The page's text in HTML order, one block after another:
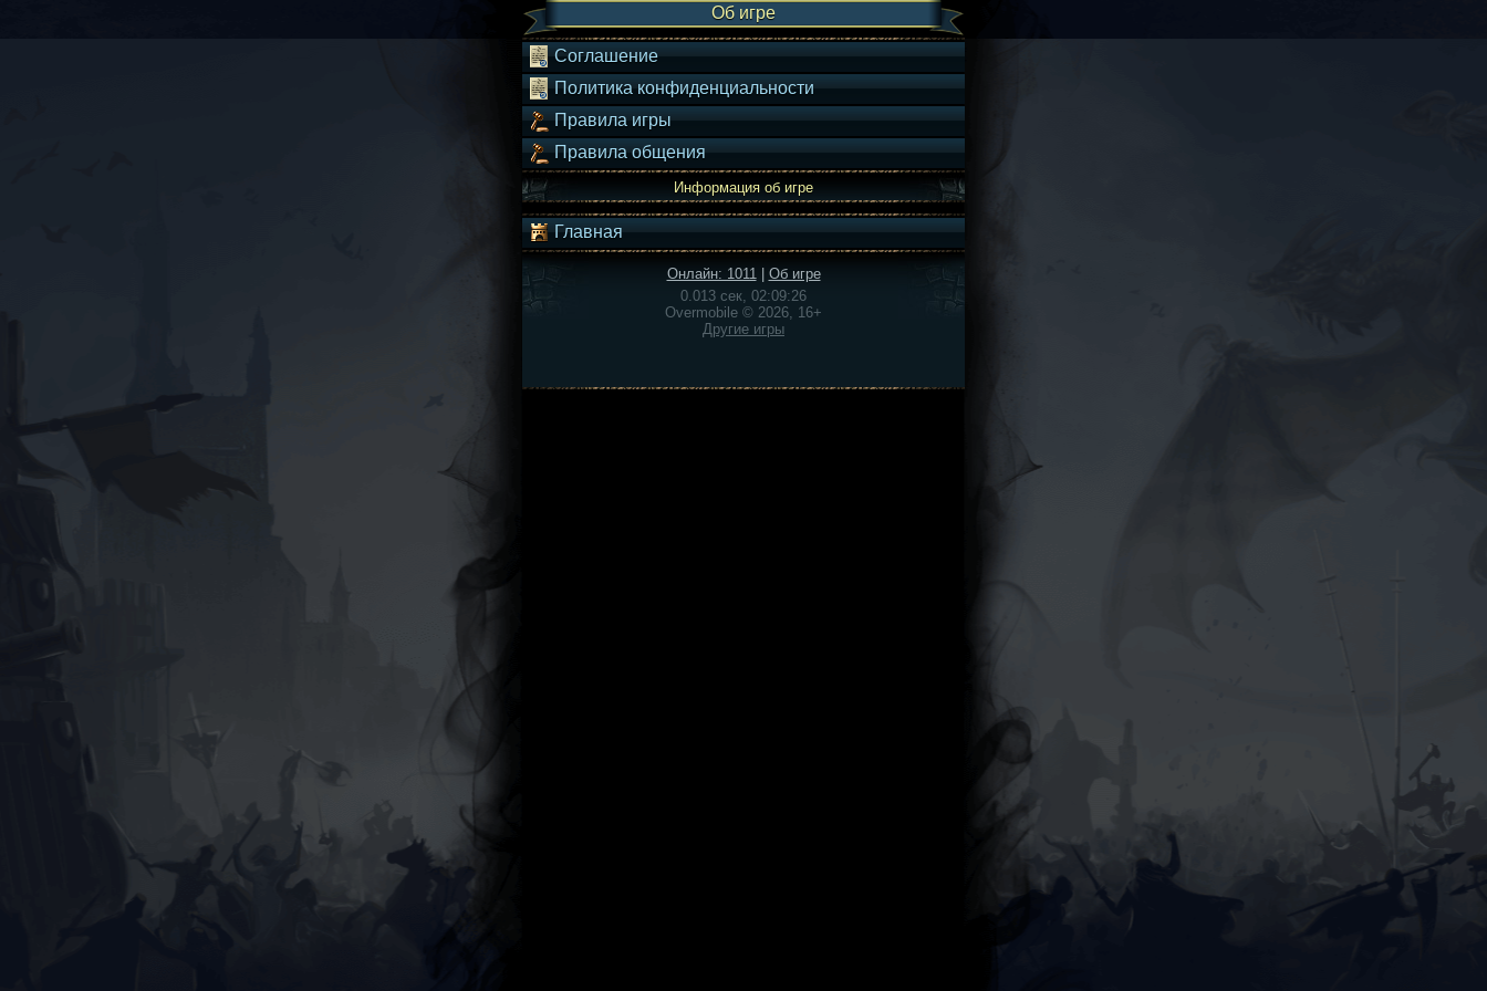
Об игре
Соглашение
Политика конфиденциальности
Правила игры
Правила общения
Информация об игре
Главная
Онлайн: 1011| Об игре
0.013 сек, 02:09:26
Overmobile © 2026, 16+
Другие игры